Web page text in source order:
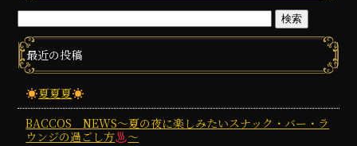
最近の投稿
夏夏夏
BACCOS NEWS～夏の夜に楽しみたいスナック・バー・ラ
ウンジの過ごし方
～